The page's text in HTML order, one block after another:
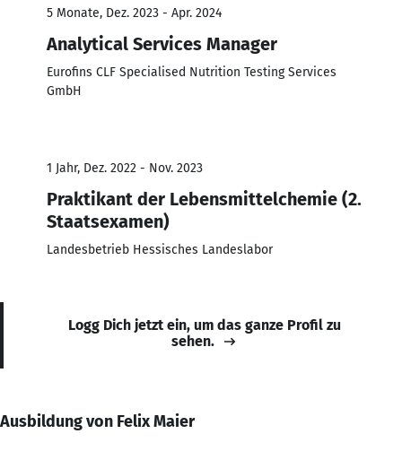
5 Monate, Dez. 2023 - Apr. 2024
Analytical Services Manager
Eurofins CLF Specialised Nutrition Testing Services
GmbH
1 Jahr, Dez. 2022 - Nov. 2023
Praktikant der Lebensmittelchemie (2.
Staatsexamen)
Landesbetrieb Hessisches Landeslabor
Logg Dich jetzt ein, um das ganze Profil zu
sehen.
Ausbildung von Felix Maier